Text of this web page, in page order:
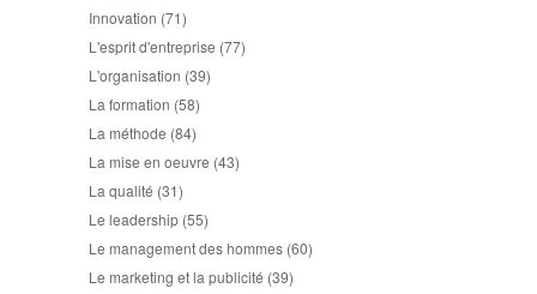
Innovation (71)
L'esprit d'entreprise (77)
L'organisation (39)
La formation (58)
La méthode (84)
La mise en oeuvre (43)
La qualité (31)
Le leadership (55)
Le management des hommes (60)
Le marketing et la publicité (39)